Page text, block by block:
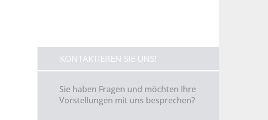
KONTAKTIEREN SIE UNS!
Sie haben Fragen und möchten Ihre
Vorstellungen mit uns besprechen?